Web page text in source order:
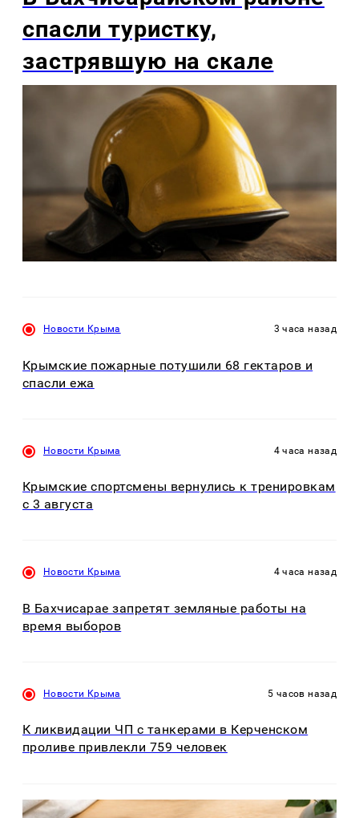
спасли туристку,
застрявшую на скале
Новости Крыма 3 часа назад
Крымские пожарные потушили 68 гектаров и
спасли ежа
Новости Крыма 4 часа назад
Крымские спортсмены вернулись к тренировкам
с 3 августа
Новости Крыма 4 часа назад
В Бахчисарае запретят земляные работы на
время выборов
Новости Крыма 5 часов назад
К ликвидации ЧП с танкерами в Керченском
проливе привлекли 759 человек